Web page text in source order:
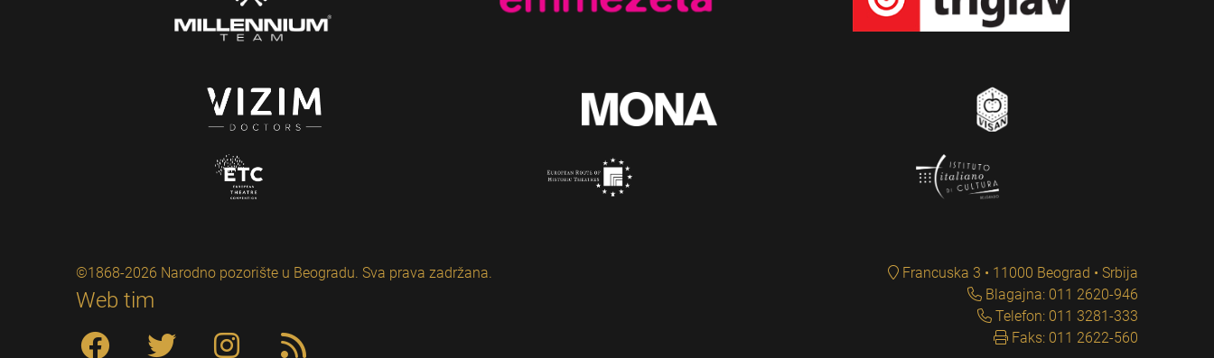
©1868-2026 Narodno pozorište u Beogradu. Sva prava zadržana.
Web tim
Francuska 3 • 11000 Beograd • Srbija
Blagajna: 011 2620-946
Telefon: 011 3281-333
Faks: 011 2622-560